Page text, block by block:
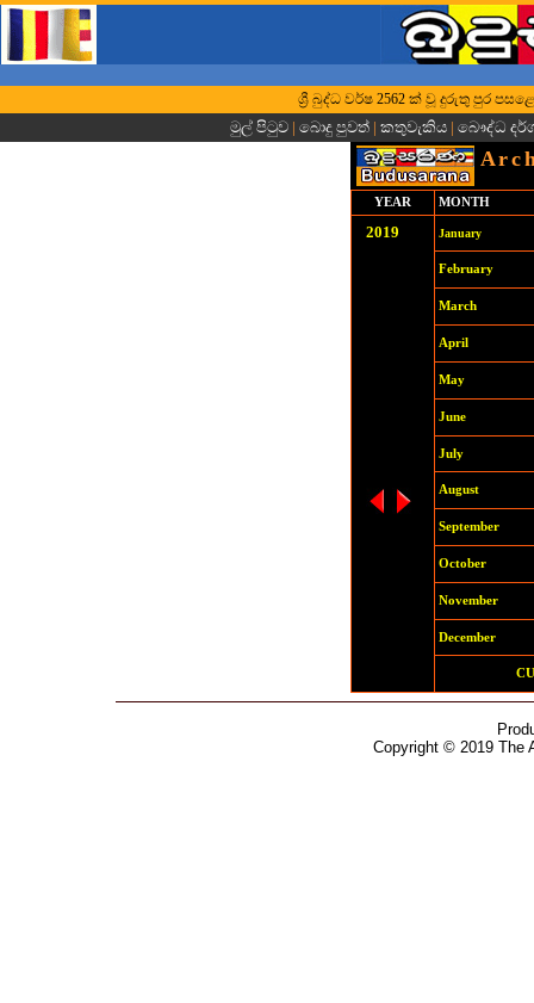
ශ්‍රී බුද්ධ වර්ෂ 2562 ක් වූ දුරුතු පුර
මුල් පිටුව | බොදු පුවත්| කතුවැකිය| බෞද්ධ
YEAR MONTH
2019 January
February
March
April
May
June
July
August
September
October
November
December
Copyright © 2019 The